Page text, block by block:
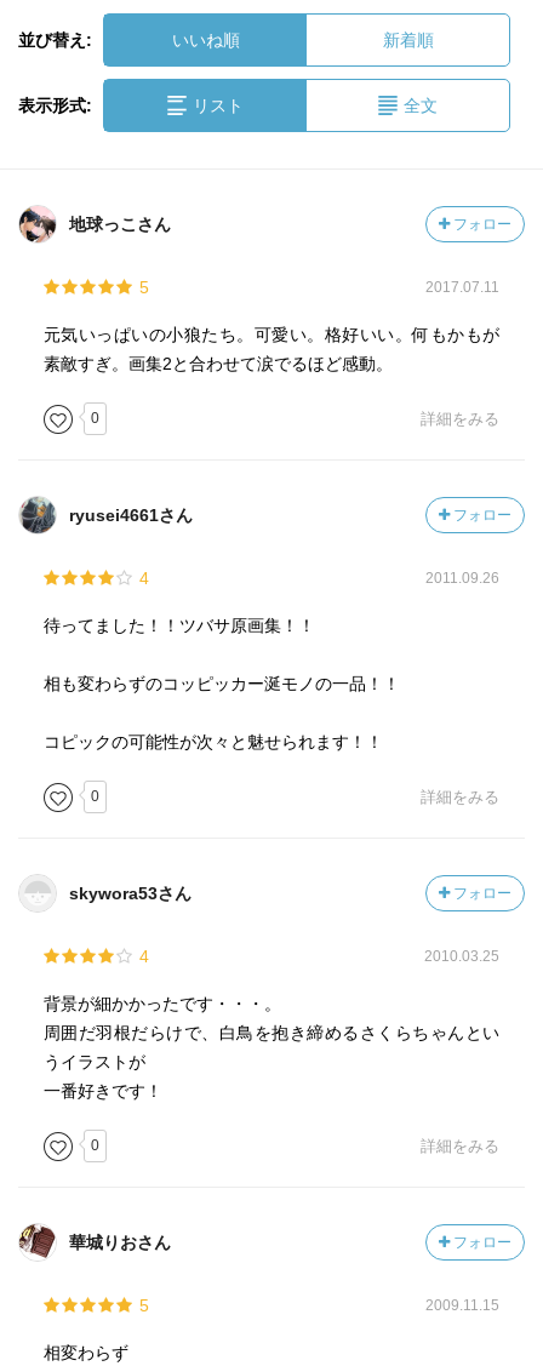
並び替え: いいね順 新着順
表示形式: リスト 全文
地球っこさん フォロー
5 2017.07.11
元気いっぱいの小狼たち。可愛い。格好いい。何もかもが
素敵すぎ。画集2と合わせて涙でるほど感動。
0 詳細をみる
ryusei4661さん フォロー
4 2011.09.26
待ってました！！ツバサ原画集！！
相も変わらずのコッピッカー涎モノの一品！！
コピックの可能性が次々と魅せられます！！
0 詳細をみる
skywora53さん フォロー
4 2010.03.25
背景が細かかったです・・・。
周囲だ羽根だらけで、白鳥を抱き締めるさくらちゃんとい
うイラストが
一番好きです！
0 詳細をみる
華城りおさん フォロー
5 2009.11.15
相変わらず